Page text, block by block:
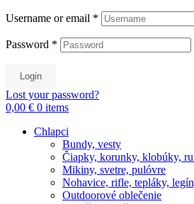
Username or email *
Password *
Login
Lost your password?
0,00 € 0 items
Chlapci
Bundy, vesty
Čiapky, korunky, klobúky,
Mikiny, svetre, pulóvre
Nohavice, rifle, tepláky,
Outdoorové oblečenie